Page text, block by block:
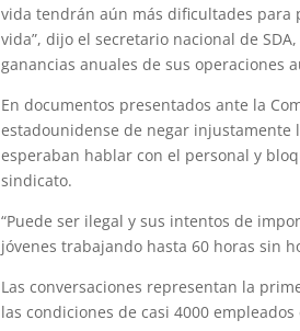
vida tendrán aún más dificultades para
vida”, dijo el secretario nacional de
ganancias anuales de sus operaciones
En documentos presentados ante la
estadounidense de negar injustamente
esperaban hablar con el personal y
sindicato.
“Puede ser ilegal y sus intentos de
jóvenes trabajando hasta 60 horas sin
Las conversaciones representan la
las condiciones de casi 4000